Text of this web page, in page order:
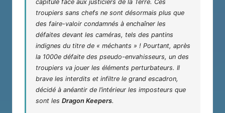
capitulé face aux justiciers de la Terre. Ces
troupiers sans chefs ne sont désormais plus que
des faire-valoir condamnés à enchaîner les
défaites devant les caméras, tels des pantins
indignes du titre de « méchants » ! Pourtant, après
la 1000e défaite des pseudo-envahisseurs, un des
troupiers va jouer les éléments perturbateurs. Il
brave les interdits et infiltre le grand escadron,
décidé à anéantir de l’intérieur les imposteurs que
sont lesDragon Keepers.